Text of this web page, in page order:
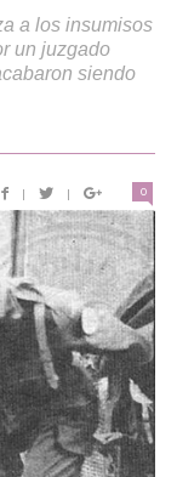
a los insumisos
un juzgado
siendo
| | 0